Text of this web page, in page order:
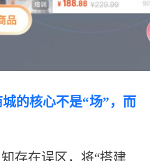
的核心不是“场”，而
存在误区，将“搭建